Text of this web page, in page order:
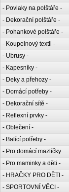
- Povlaky na polštáře -
- Dekorační polštáře -
- Pohankové polštáře -
- Koupelnový textil -
- Ubrusy -
- Kapesníky -
- Deky a přehozy -
- Domácí potřeby -
- Dekorační sítě -
- Reflexní prvky -
- Oblečení -
- Balící potřeby -
- Pro domácí mazlíčky
- Pro maminky a děti -
- HRAČKY PRO DĚTI -
- SPORTOVNÍ VĚCI -